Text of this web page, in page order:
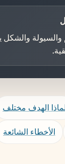
والشكل
الهدف مختلف
الأخطاء الشائعة